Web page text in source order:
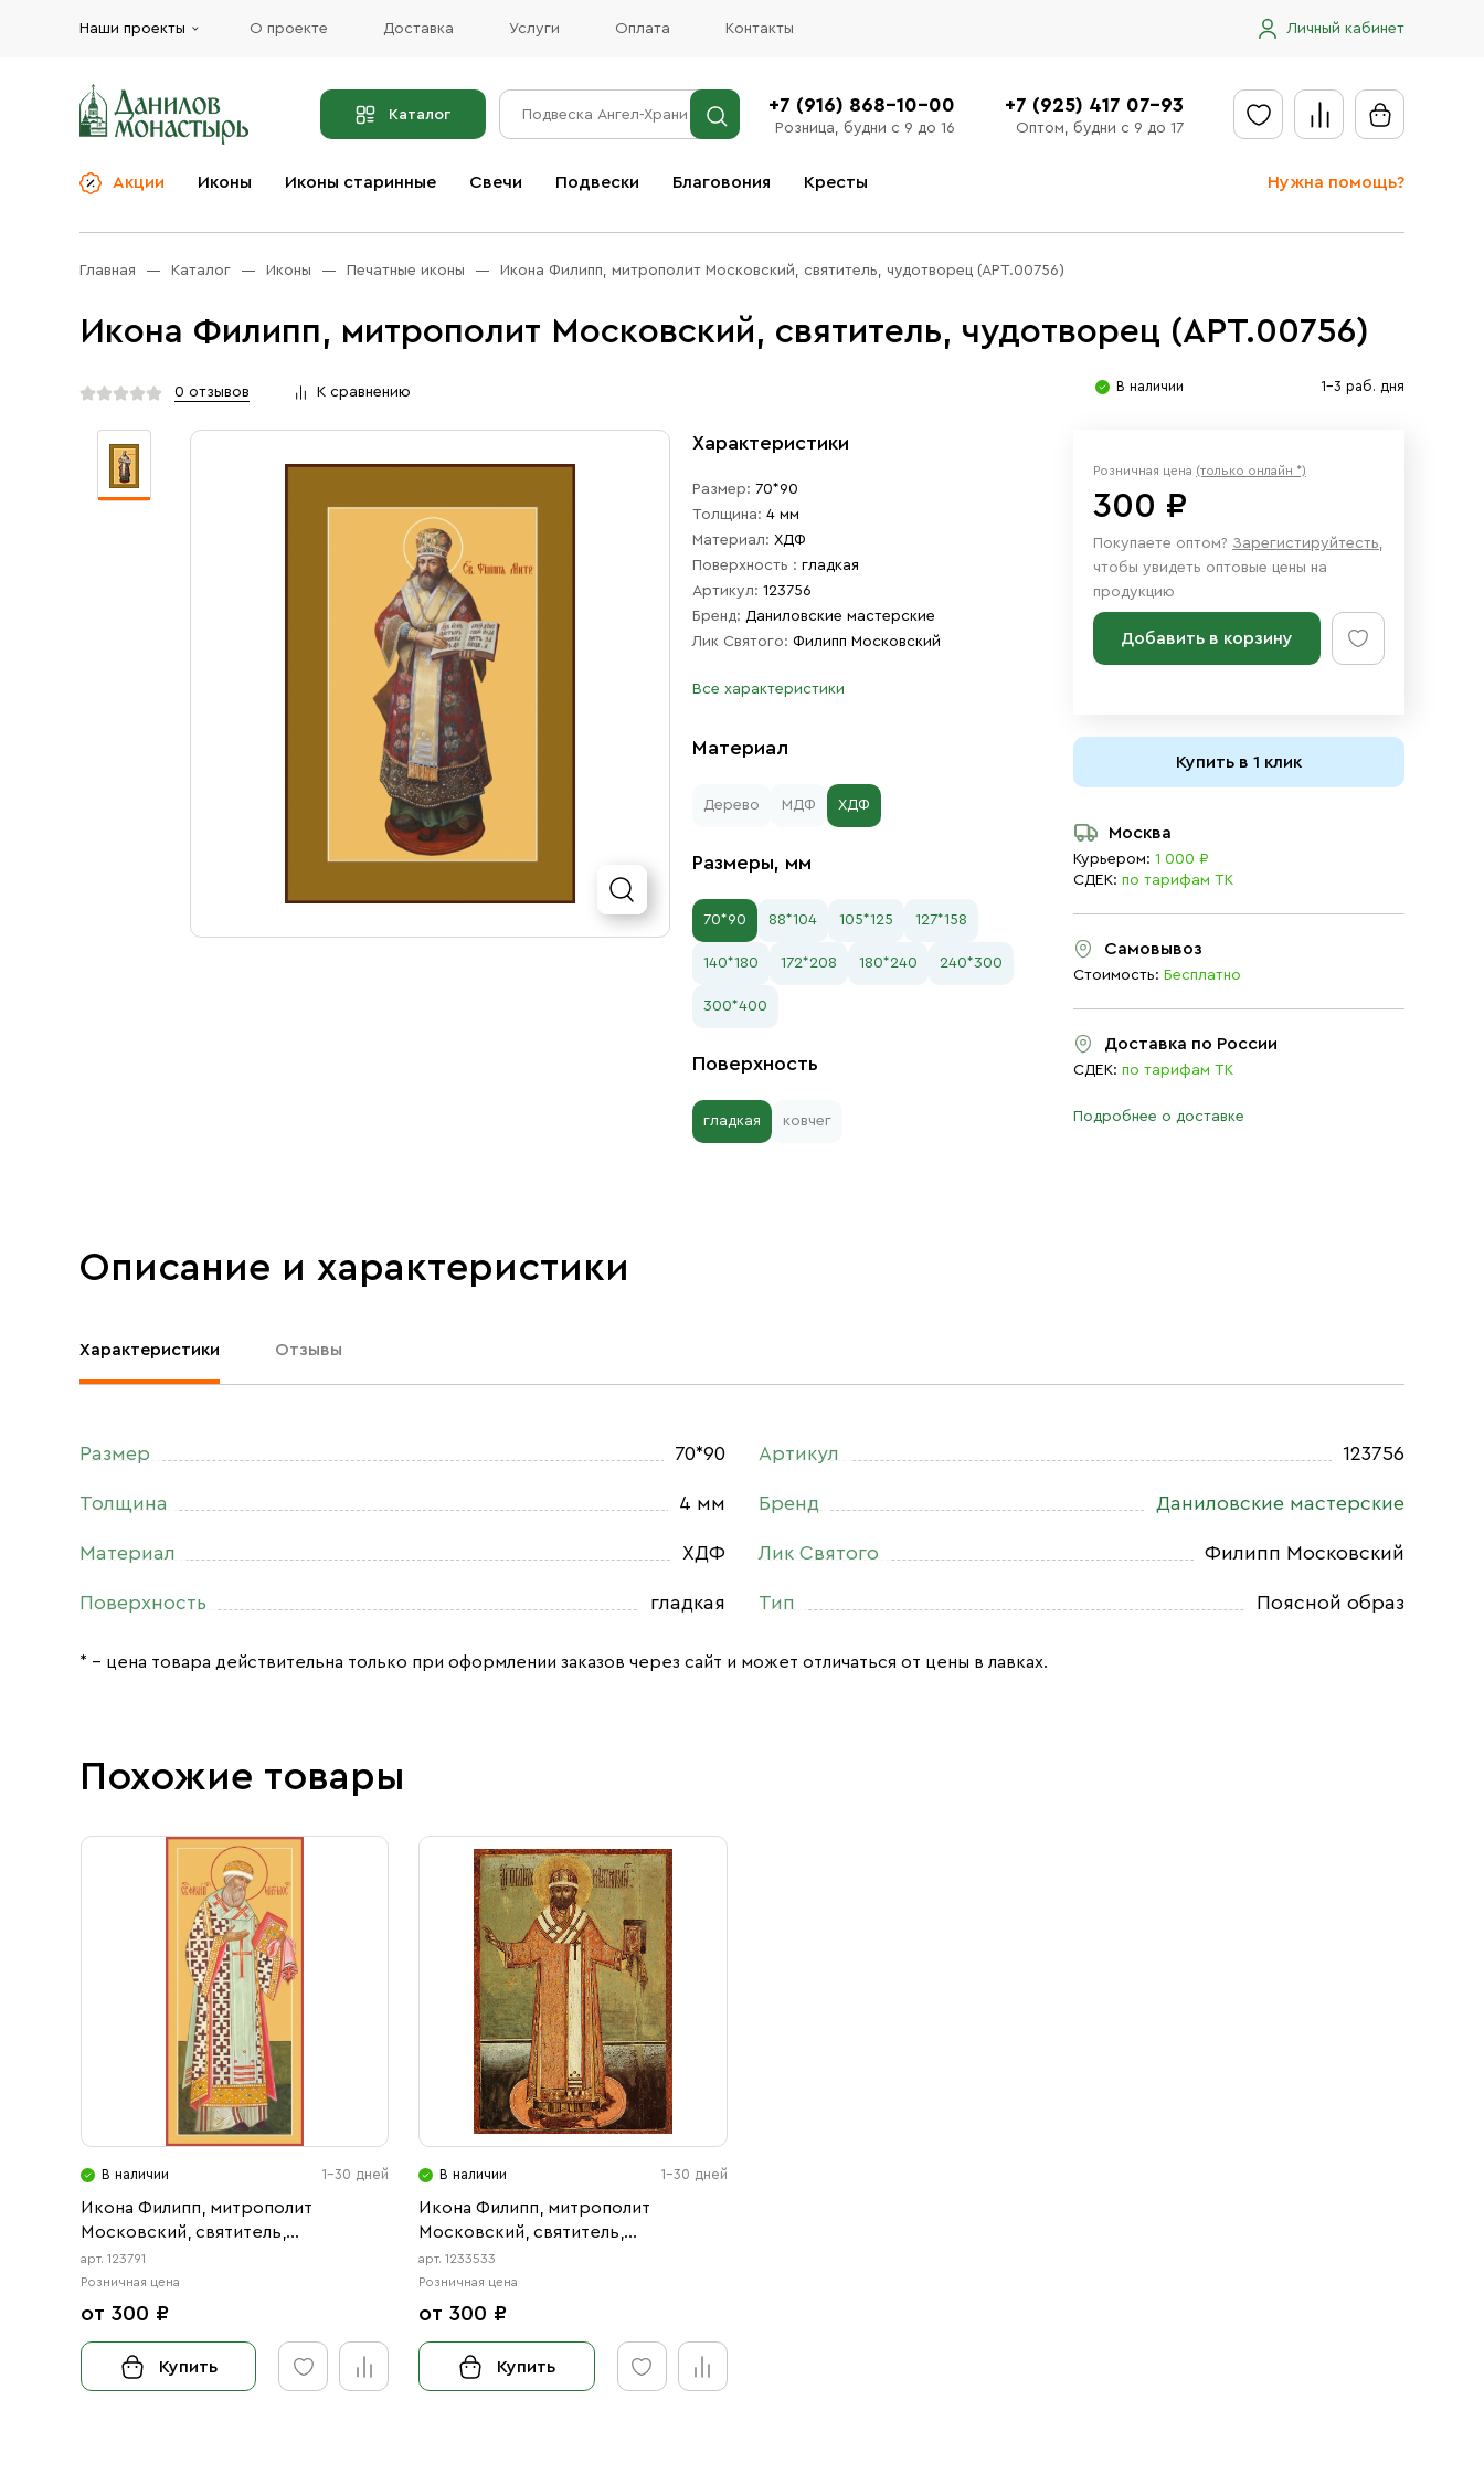
Наши проекты О проекте Доставка Услуги Оплата Контакты Личный кабинет
Каталог +7 (916) 868-10-00
Розница, будни с 9 до 16
+7 (925) 417 07-93
Оптом, будни с 9 до 17
Акции Иконы Иконы старинные Свечи Подвески Благовония Кресты Нужна помощь?
Отправить заявку
Доставка в регионы
Церковная утварь
Иконы
Бренды
Услуги
Главная Каталог Иконы Печатные иконы Икона Филипп, митрополит Московский, святитель, чудотворец (АРТ.00756)
Икона Филипп, митрополит Московский, святитель, чудотворец (АРТ.00756)
0 отзывов К сравнению В наличии 1-3 раб. дня
Характеристики
Размер: 70*90
Толщина: 4 мм
Материал: ХДФ
Поверхность : гладкая
Артикул: 123756
Бренд: Даниловские мастерские
Лик Святого: Филипп Московский
Все характеристики
Материал
Дерево МДФ ХДФ
Размеры, мм
70*90 88*104 105*125 127*158
140*180 172*208 180*240 240*300
300*400
Поверхность
гладкая ковчег
Розничная цена (только онлайн *)
300 ₽
Покупаете оптом? Зарегистируйтесть,
чтобы увидеть оптовые цены на
продукцию
Добавить в корзину
Купить в 1 клик
Москва
Курьером: 1 000 ₽
СДЕК: по тарифам ТК
Самовывоз
Стоимость: Бесплатно
Доставка по России
СДЕК: по тарифам ТК
Подробнее о доставке
Описание и характеристики
Характеристики Отзывы
Размер 70*90
Толщина 4 мм
Материал ХДФ
Поверхность гладкая
Артикул 123756
Бренд Даниловские мастерские
Лик Святого Филипп Московский
Тип Поясной образ
* – цена товара действительна только при оформлении заказов через сайт и может отличаться от цены в лавках.
Похожие товары
В наличии 1-30 дней
Икона Филипп, митрополит
Московский, святитель,
чудотворец (АРТ.00791)
арт. 123791
Розничная цена
от 300 ₽
Купить
В наличии 1-30 дней
Икона Филипп, митрополит
Московский, святитель,
чудотворец (АРТ.03533)
арт. 1233533
Розничная цена
от 300 ₽
Купить